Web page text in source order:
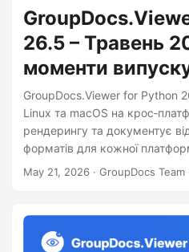
26.5 – Травень
моменти
GroupDocs.Viewer for Python
Linux та macOS на
рендерингу та документує
форматів для кожної
May 21, 2026 · GroupDocs Team